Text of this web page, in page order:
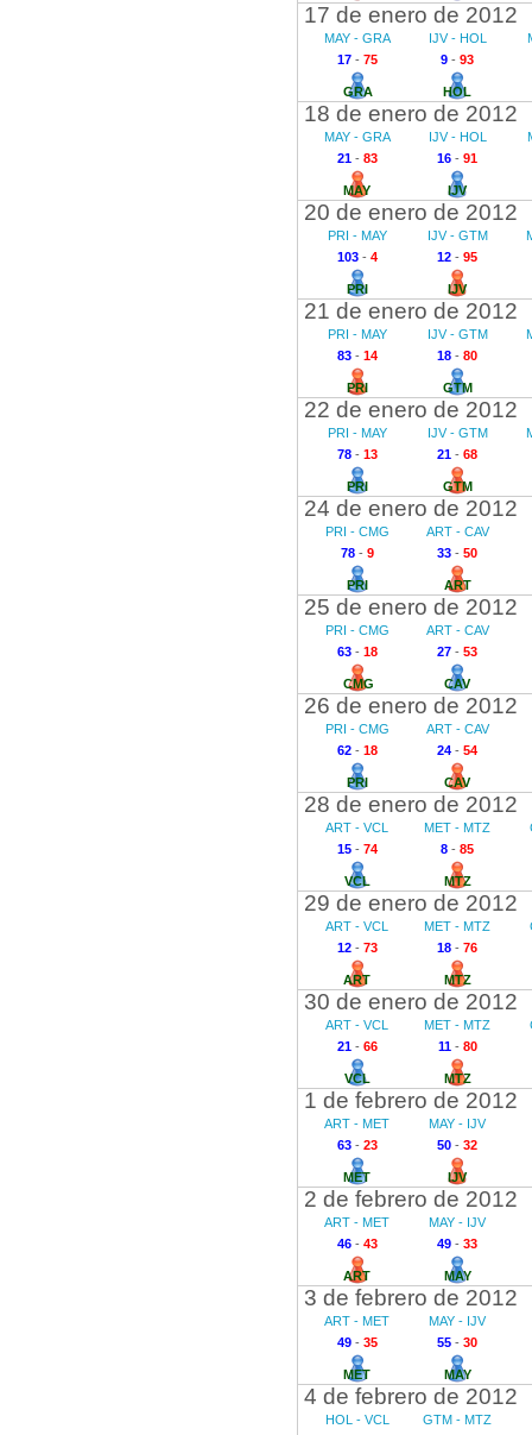
17 de enero de 2012
MAY - GRA
17- 75
GRA
IJV - HOL
9 - 93
HOL
18 de enero de 2012
MAY - GRA
21- 83
MAY
IJV - HOL
16 - 91
IJV
20 de enero de 2012
PRI - MAY
103- 4
PRI
IJV - GTM
12 - 95
IJV
21 de enero de 2012
PRI - MAY
83- 14
PRI
IJV - GTM
18 - 80
GTM
22 de enero de 2012
PRI - MAY
78- 13
PRI
IJV - GTM
21 - 68
GTM
24 de enero de 2012
PRI - CMG
78- 9
PRI
ART - CAV
33 - 50
ART
25 de enero de 2012
PRI - CMG
63- 18
CMG
ART - CAV
27 - 53
CAV
26 de enero de 2012
PRI - CMG
62- 18
PRI
ART - CAV
24 - 54
CAV
28 de enero de 2012
ART - VCL
15- 74
VCL
MET - MTZ
8 - 85
MTZ
29 de enero de 2012
ART - VCL
12- 73
ART
MET - MTZ
18 - 76
MTZ
30 de enero de 2012
ART - VCL
21- 66
VCL
MET - MTZ
11- 80
MTZ
1 de febrero de 2012
ART - MET
63- 23
MET
MAY - IJV
50 - 32
IJV
2 de febrero de 2012
ART - MET
46- 43
ART
MAY - IJV
49 - 33
MAY
3 de febrero de 2012
ART - MET
49- 35
MET
MAY - IJV
55 - 30
MAY
4 de febrero de 2012
HOL - VCL
GTM - MTZ